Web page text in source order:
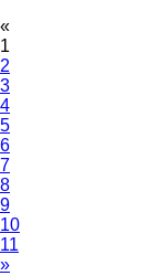
«
1
2
3
4
5
6
7
8
9
10
11
»